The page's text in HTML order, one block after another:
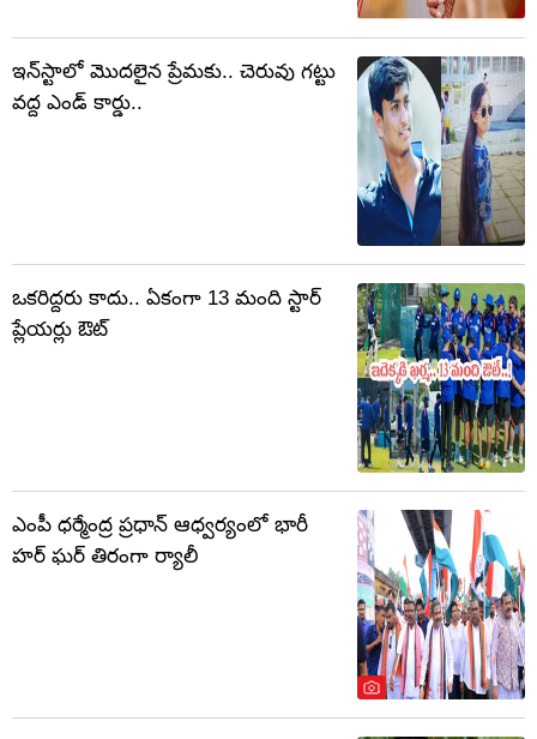
ఇన్‌స్టాలో మొదలైన ప్రేమకు.. చెరువు గట్టు
వద్ద ఎండ్ కార్డు..
ఒకరిద్దరు కాదు.. ఏకంగా 13 మంది స్టార్
ప్లేయర్లు ఔట్
ఎంపీ ధర్మేంద్ర ప్రధాన్ ఆధ్వర్యంలో భారీ
హర్ ఘర్ తిరంగా ర్యాలీ